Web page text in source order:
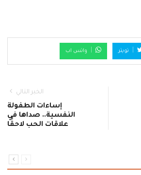
تويتر واتس اب
الخبر التالي
إساءات الطفولة
النفسية.. صداها في
علاقات الحب لاحقًا